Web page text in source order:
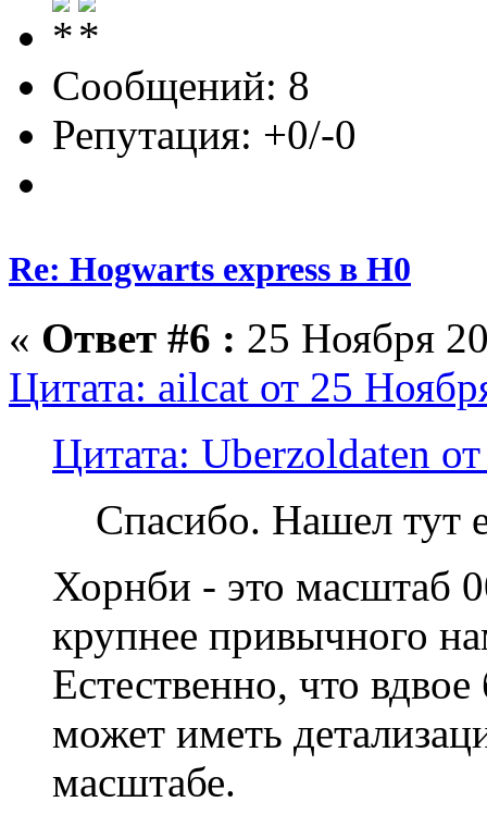
Сообщений: 8
Репутация: +0/-0
Re: Hogwarts express в H0
« Ответ #6 : 25 Ноября
Цитата: ailcat от 25
Цитата: Uberzoldaten
Спасибо. Нашел тут
Хорнби - это масштаб
крупнее привычного
Естественно, что
может иметь
масштабе.